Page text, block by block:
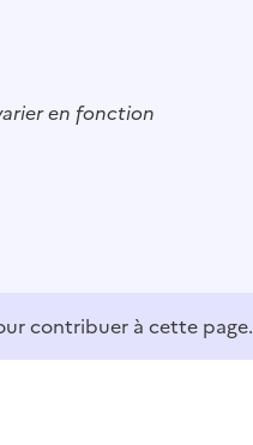
en fonction
contribuer à cette page.